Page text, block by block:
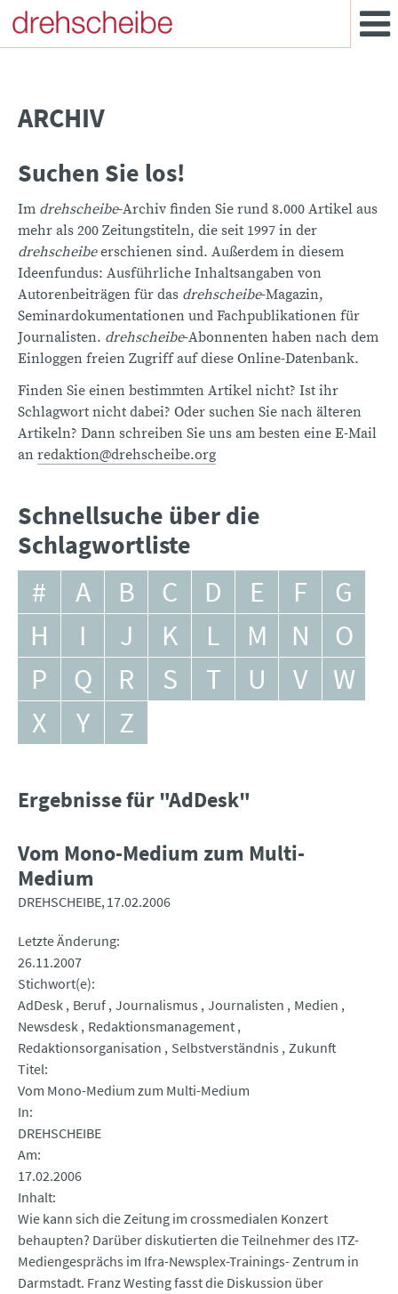
ARCHIV
Suchen Sie los!
Im drehscheibe-Archiv finden Sie rund 8.000 Artikel aus
mehr als 200 Zeitungstiteln, die seit 1997 in der
drehscheibeerschienen sind. Außerdem in diesem
Ideenfundus: Ausführliche Inhaltsangaben von
Autorenbeiträgen für das drehscheibe-Magazin,
Seminardokumentationen und Fachpublikationen für
Journalisten. drehscheibe-Abonnenten haben nach dem
Einloggen freien Zugriff auf diese Online-Datenbank.
Finden Sie einen bestimmten Artikel nicht? Ist ihr
Schlagwort nicht dabei? Oder suchen Sie nach älteren
Artikeln? Dann schreiben Sie uns am besten eine E-Mail
an redaktion@drehscheibe.org
Schnellsuche über die
Schlagwortliste
# A B C D E F
G
H
I J K L M N
O
P
Q R S T U V
W
X
Y Z
Ergebnisse für "AdDesk"
Vom Mono-Medium zum Multi-
Medium
DREHSCHEIBE 17.02.2006
Letzte Änderung
26.11.2007
Stichwort(e)
AdDesk Beruf Journalismus Journalisten
Medien
Newsdesk Redaktionsmanagement
Redaktionsorganisation
Selbstverständnis Zukunft
Titel
Vom Mono-Medium zum Multi-Medium
In
DREHSCHEIBE
Am
17.02.2006
Inhalt
Wie kann sich die Zeitung im crossmedialen Konzert
behaupten? Darüber diskutierten die Teilnehmer des ITZ-
Mediengesprächs im Ifra-Newsplex-Trainings- Zentrum in
Darmstadt. Franz Westing fasst die Diskussion über